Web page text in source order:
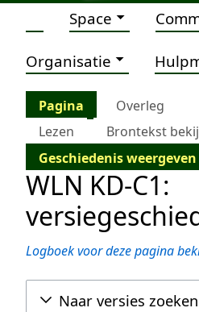
Space
Organisatie
Pagina Overleg
Lezen
Brontekst
Geschiedenis weergeven
WLN KD-C1:
Logboek voor deze pagina
Naar versies zoeken